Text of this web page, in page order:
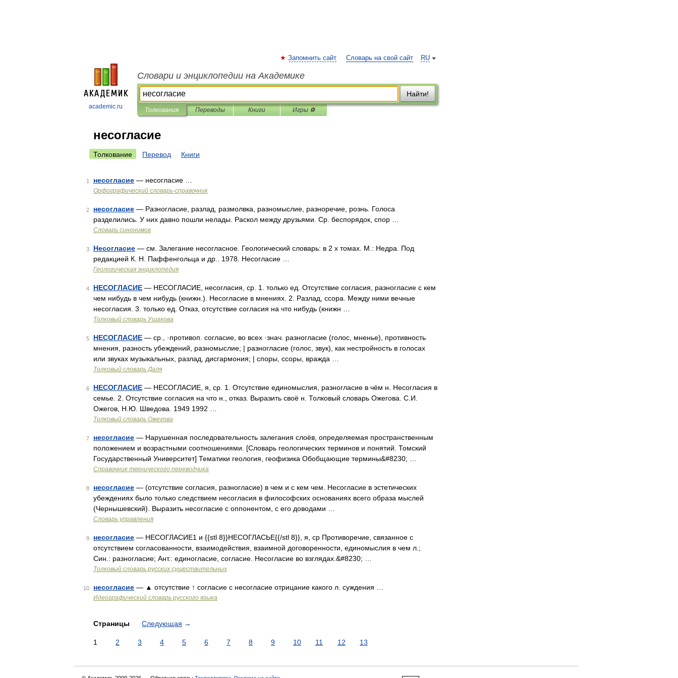
academic.ru
RU
Запомнить сайт Словарь на свой сайт
Словари и энциклопедии на Академике
Найти!
Толкования Переводы Книги Игры ⚽
несогласие
Толкование Перевод Книги
1 несогласие — несогласие …
Орфографический словарь-справочник
2 несогласие — Разногласие, разлад, размолвка, разномыслие, разноречие, рознь. Голоса
разделились. У них давно пошли нелады. Раскол между друзьями. Ср. беспорядок, спор …
Словарь синонимов
3 Несогласие — см. Залегание несогласное. Геологический словарь: в 2 х томах. М.: Недра. Под
редакцией К. Н. Паффенгольца и др.. 1978. Несогласие …
Геологическая энциклопедия
4 НЕСОГЛАСИЕ — НЕСОГЛАСИЕ, несогласия, ср. 1. только ед. Отсутствие согласия, разногласие с кем
чем нибудь в чем нибудь (книжн.). Несогласие в мнениях. 2. Разлад, ссора. Между ними вечные
несогласия. 3. только ед. Отказ, отсутствие согласия на что нибудь (книжн …
Толковый словарь Ушакова
5 НЕСОГЛАСИЕ — ср., ·противоп. согласие, во всех ·знач. разногласие (голос, мненье), противность
мнения, разность убеждений, разномыслие; | разногласие (голос, звук), как нестройность в голосах
или звуках музыкальных, разлад, дисгармония; | споры, ссоры, вражда …
Толковый словарь Даля
6 НЕСОГЛАСИЕ — НЕСОГЛАСИЕ, я, ср. 1. Отсутствие единомыслия, разногласие в чём н. Несогласия в
семье. 2. Отсутствие согласия на что н., отказ. Выразить своё н. Толковый словарь Ожегова. С.И.
Ожегов, Н.Ю. Шведова. 1949 1992 …
Толковый словарь Ожегова
7 несогласие — Нарушенная последовательность залегания слоёв, определяемая пространственным
положением и возрастными соотношениями. [Словарь геологических терминов и понятий. Томский
Государственный Университет] Тематики геология, геофизика Обобщающие термины&#8230; …
Справочник технического переводчика
8 несогласие — (отсутствие согласия, разногласие) в чем и с кем чем. Несогласие в эстетических
убеждениях было только следствием несогласия в философских основаниях всего образа мыслей
(Чернышевский). Выразить несогласие с оппонентом, с его доводами …
Словарь управления
9 несогласие — НЕСОГЛАСИЕ1 и {{stl 8}}НЕСОГЛАСЬЕ{{/stl 8}}, я, ср Противоречие, связанное с
отсутствием согласованности, взаимодействия, взаимной договоренности, единомыслия в чем л.;
Син.: разногласие; Ант.: единогласие, согласие. Несогласие во взглядах.&#8230; …
Толковый словарь русских существительных
10 несогласие — ▲ отсутствие ↑ согласие с несогласие отрицание какого л. суждения …
Идеографический словарь русского языка
Страницы Следующая →
1 2 3 4 5 6 7 8 9 10 11 12 13